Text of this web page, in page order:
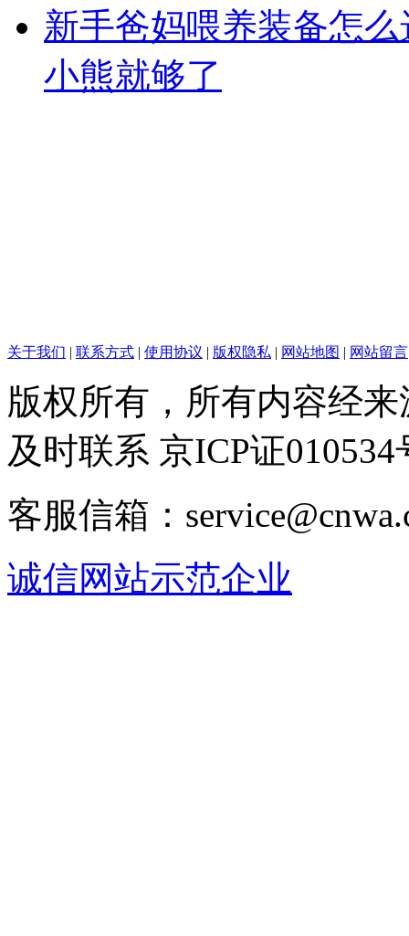
新手爸妈喂养装备怎
小熊就够了
关于我们 | 联系方式 | 使用协议 | 版权隐私 | 网站地图 | 网站留言
版权所有，所有内容经
及时联系 京ICP证010534
客服信箱：
诚信网站示范企业